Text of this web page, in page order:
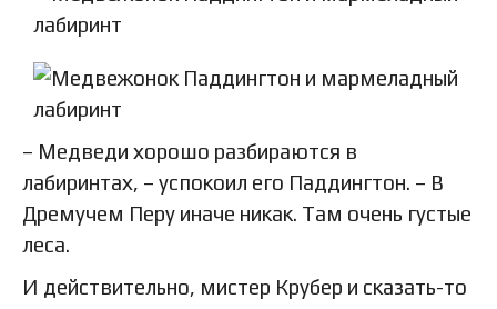
– Медведи хорошо разбираются в
лабиринтах, – успокоил его Паддингтон. – В
Дремучем Перу иначе никак. Там очень густые
леса.
И действительно, мистер Крубер и сказать-то